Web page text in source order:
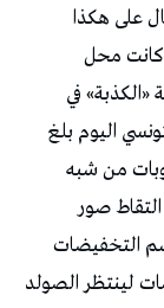
على هكذا
محل
«الكذبة» في
اليوم بلغ
وبات من شبه
صور
التخفيضات
لينتظر الصولد